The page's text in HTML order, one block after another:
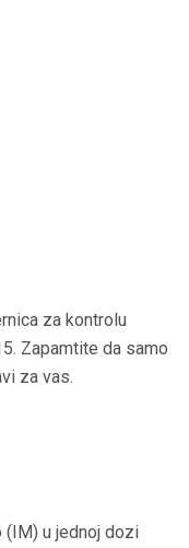
za kontrolu
Zapamtite da samo
za vas.
(IM) u jednoj dozi